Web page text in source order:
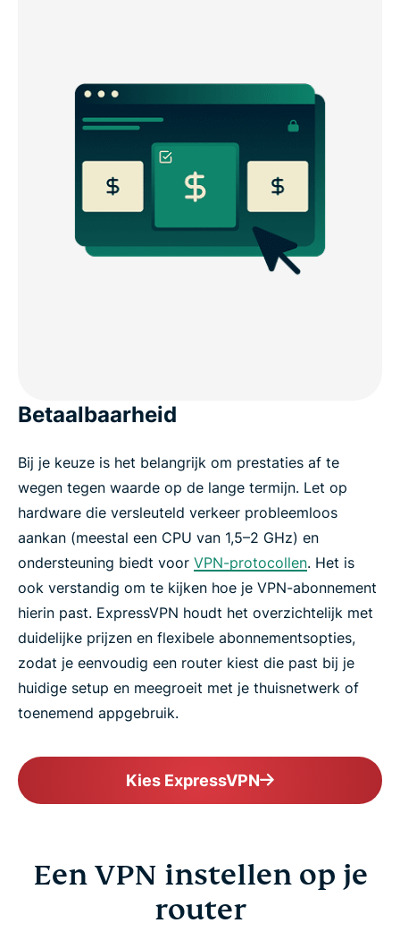
Betaalbaarheid
Bij je keuze is het belangrijk om prestaties af te
wegen tegen waarde op de lange termijn. Let op
hardware die versleuteld verkeer probleemloos
aankan (meestal een CPU van 1,5–2 GHz) en
ondersteuning biedt voor VPN-protocollen. Het is
ook verstandig om te kijken hoe je VPN-abonnement
hierin past. ExpressVPN houdt het overzichtelijk met
duidelijke prijzen en flexibele abonnementsopties,
zodat je eenvoudig een router kiest die past bij je
huidige setup en meegroeit met je thuisnetwerk of
toenemend appgebruik.
Kies ExpressVPN
Een VPN instellen op je
router